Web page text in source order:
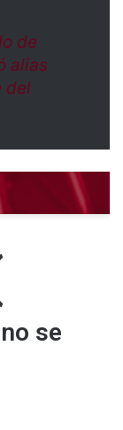
de
alias
del